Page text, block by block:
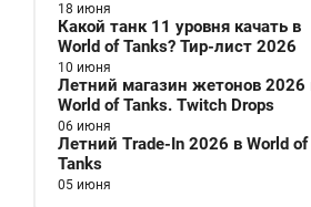
18 июня
Какой танк 11 уровня качать в
World of Tanks? Тир-лист 2026
10 июня
Летний магазин жетонов 2026
World of Tanks. Twitch Drops
06 июня
Летний Trade-In 2026 в World of
Tanks
05 июня